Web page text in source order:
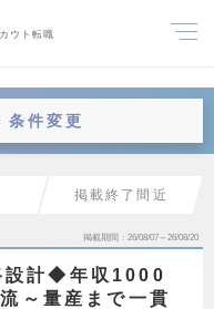
ウト転職
条件変更
掲載終了間近
掲載期間 26/08/07～26/08/20
設計◆年収1000
～量産まで一貫